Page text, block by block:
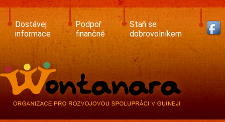
Skip
main
content
Dostávej
informace
Podpoř
finančně
Staň se
dobrovolníkem